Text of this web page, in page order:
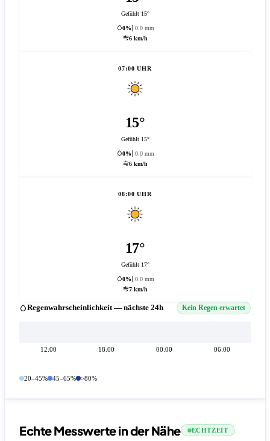
Gefühlt 15°
0%
0.0 mm
6 km/h
07:00 UHR
15°
Gefühlt 15°
0%
0.0 mm
6 km/h
08:00 UHR
17°
Gefühlt 17°
0%
0.0 mm
7 km/h
Regenwahrscheinlichkeit — nächste 24h Kein Regen erwartet
12:00 18:00 00:00 06:00
20–45% 45–65% >80%
Echte Messwerte in der Nähe ECHTZEIT